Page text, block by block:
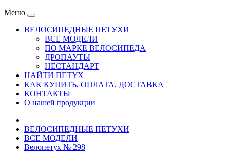
Меню
ВЕЛОСИПЕДНЫЕ ПЕТУХИ
ВСЕ МОДЕЛИ
ПО МАРКЕ ВЕЛОСИПЕДА
ДРОПАУТЫ
НЕСТАНДАРТ
НАЙТИ ПЕТУХ
КАК КУПИТЬ, ОПЛАТА, ДОСТАВКА
КОНТАКТЫ
О нашей продукции
ВЕЛОСИПЕДНЫЕ ПЕТУХИ
ВСЕ МОДЕЛИ
Велопетух № 298